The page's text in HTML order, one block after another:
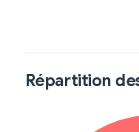
Répartition